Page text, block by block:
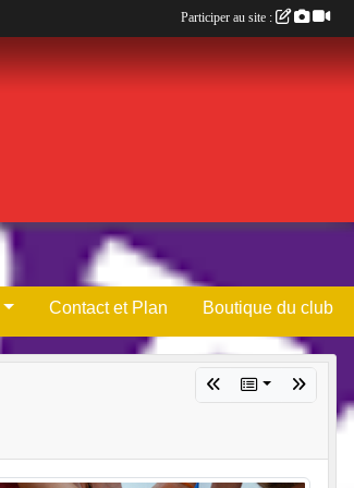
Contact et Plan Boutique du club
Participer au site :